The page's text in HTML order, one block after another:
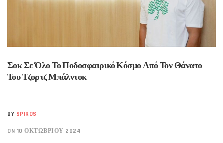
Σοκ Σε Όλο Το Ποδοσφαιρικό Κόσμο Από Τον Θάνατο
Του Τζορτζ Μπάλντοκ
BY SPIROS
ON 10 ΟΚΤΩΒΡΊΟΥ 2024